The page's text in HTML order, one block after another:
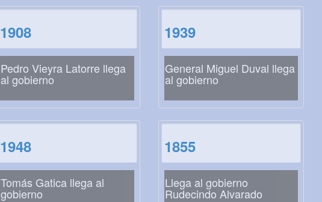
1908
Pedro Vieyra Latorre llega
al gobierno
1939
General Miguel Duval llega
al gobierno
1948
Tomás Gatica llega al
gobierno
1855
Llega al gobierno
Rudecindo Alvarado